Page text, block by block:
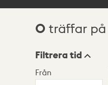
Sökresultat
0 träffar på
Visningsläge
Filtrera tid
Från